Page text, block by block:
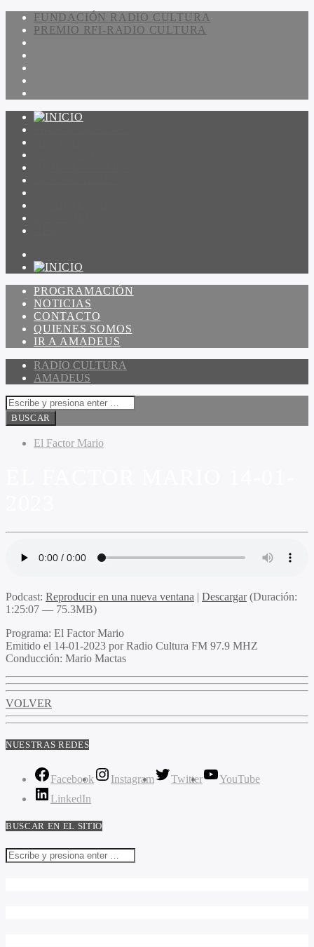
FUNDACIÓN RADIO CULTURA
PREMIO RFI-RADIO CULTURA
PROGRAMACIÓN
NOTICIAS
CONTACTO
QUIENES SOMOS
IR A AMADEUS
RADIO CULTURA
AMADEUS
El Factor Mario
Podcast: Reproducir en una nueva ventana | Descargar(Duración:
1:25:07 — 75.3MB)
Programa: El Factor Mario
Emitido el 14-01-2023 por Radio Cultura FM 97.9 MHZ
Conducción: Mario Mactas
VOLVER
NUESTRAS REDES
Facebook Instagram Twitter
YouTube
LinkedIn
BUSCAR EN EL SITIO